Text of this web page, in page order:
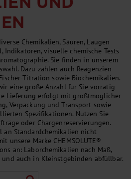
Chemikalien, Säuren, Laugen
Indikatoren, visuelle chemische Tests
Sie finden in unserem
Dazu zählen auch Reagenzien
Titration sowie Biochemikalien.
eine große Anzahl für Sie vorrätig
Lieferung erfolgt mit größtmöglicher
Verpackung und Transport sowie
Spezifikationen. Nutzen Sie
oder Chargenreservierungen.
an Standardchemikalien nicht
unsere Marke CHEMSOLUTE®
an: Laborchemikalien nach Maß,
und auch in Kleinstgebinden abfüllbar.